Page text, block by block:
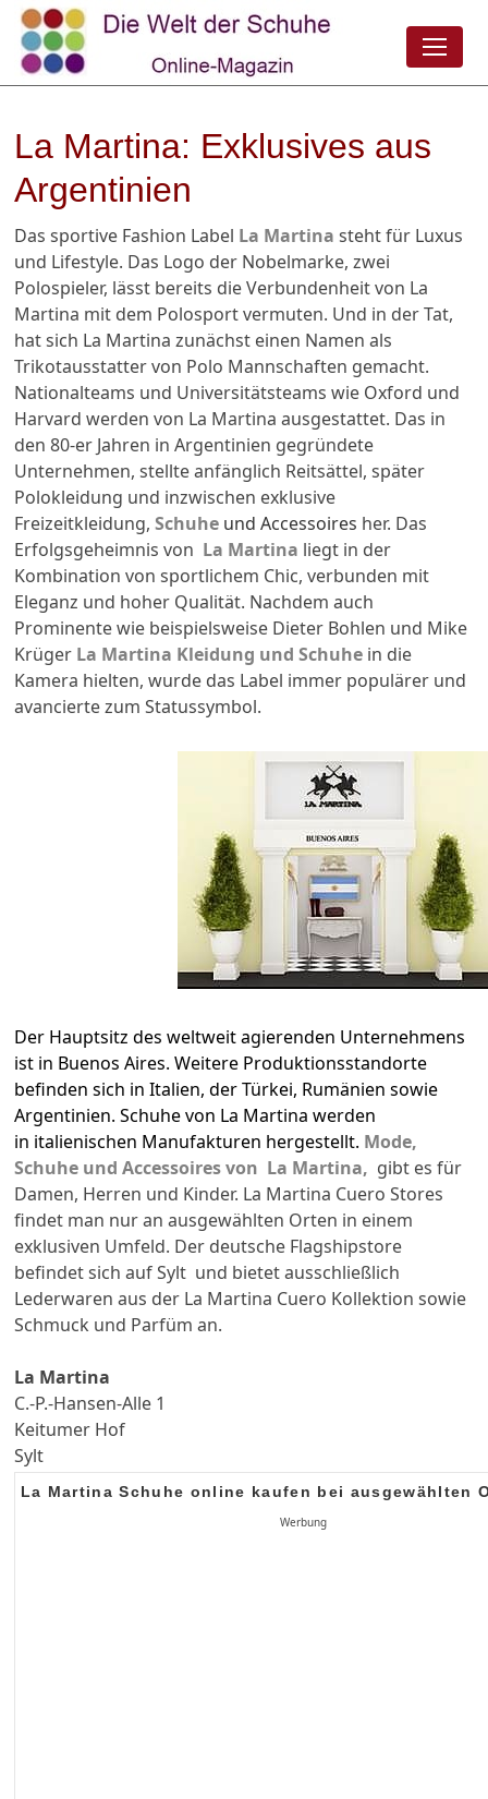
La Martina: Exklusives aus
Argentinien
Das sportive Fashion Label La Martinasteht für Luxus
und Lifestyle. Das Logo der Nobelmarke, zwei
Polospieler, lässt bereits die Verbundenheit von La
Martina mit dem Polosport vermuten. Und in der Tat,
hat sich La Martina zunächst einen Namen als
Trikotausstatter von Polo Mannschaften gemacht.
Nationalteams und Universitätsteams wie Oxford und
Harvard werden von La Martina ausgestattet. Das in
den 80-er Jahren in Argentinien gegründete
Unternehmen, stellte anfänglich Reitsättel, später
Polokleidung und inzwischen exklusive
Freizeitkleidung,Schuhe und Accessoires her. Das
Erfolgsgeheimnis von La Martina liegt in der
Kombination von sportlichem Chic, verbunden mit
Eleganz und hoher Qualität. Nachdem auch
Prominente wie beispielsweise Dieter Bohlen und Mike
Krüger La Martina Kleidung und Schuhe in die
Kamera hielten, wurde das Label immer populärer und
avancierte zum Statussymbol.
Der Hauptsitz des weltweit agierenden Unternehmens
ist in Buenos Aires. Weitere Produktionsstandorte
befinden sich in Italien, der Türkei, Rumänien sowie
Argentinien. Schuhe von La Martina werden
in italienischen Manufakturen hergestellt. Mode,
Schuhe und Accessoires von La Martina, gibt es für
Damen, Herren und Kinder. La Martina Cuero Stores
findet man nur an ausgewählten Orten in einem
exklusiven Umfeld. Der deutsche Flagshipstore
befindet sich auf Sylt und bietet ausschließlich
Lederwaren aus der La Martina Cuero Kollektion sowie
Schmuck und Parfüm an.
La Martina
C.-P.-Hansen-Alle 1
Keitumer Hof
Sylt
La Martina Schuhe online kaufen bei ausgewählten
Werbung